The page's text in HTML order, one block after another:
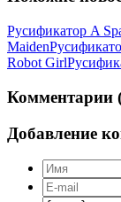
Русификатор A
Maiden
Robot Girl
Комментарии
Добавление